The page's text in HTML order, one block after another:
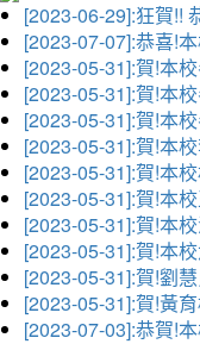
[2023-06-29]:狂賀!!
[2023-07-07]:恭喜!
[2023-05-31]:賀!本
[2023-05-31]:賀!本
[2023-05-31]:賀!本
[2023-05-31]:賀!本
[2023-05-31]:賀!本
[2023-05-31]:賀!本
[2023-05-31]:賀!本
[2023-05-31]:賀!本
[2023-05-31]:賀!劉
[2023-05-31]:賀!黃
[2023-07-03]:恭賀!